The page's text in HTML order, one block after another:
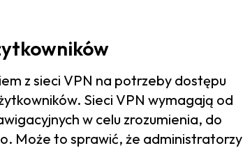
z sieci VPN na potrzeby dostępu
Sieci VPN wymagają od
w celu zrozumienia, do
Może to sprawić, że administratorzy